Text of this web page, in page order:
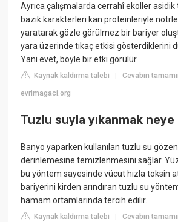
Ayrıca çalışmalarda cerrahî ekoller
bazik karakterleri kan proteinleriyle
yaratarak gözle görülmez bir bariyer
yara üzerinde tıkaç etkisi gösterdiklerini
Yani evet, böyle bir etki görülür.
Kaynak kaldırma talebi |Cevabın
evrimagaci.org
Tuzlu suyla yıkanmak
Banyo yaparken kullanılan tuzlu su
derinlemesine temizlenmesini sağlar.
bu yöntem sayesinde vücut hızla toksin
bariyerini kirden arındıran tuzlu su
hamam ortamlarında tercih edilir.
Kaynak kaldırma talebi |Cevabın